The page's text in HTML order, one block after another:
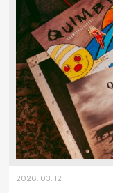
2026. 03. 12